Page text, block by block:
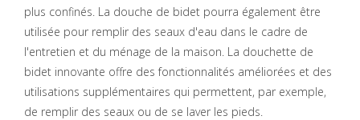
plus confinés. La douche de bidet pourra également être
utilisée pour remplir des seaux d'eau dans le cadre de
l'entretien et du ménage de la maison. La douchette de
bidet innovante offre des fonctionnalités améliorées et des
utilisations supplémentaires qui permettent, par exemple,
de remplir des seaux ou de se laver les pieds.